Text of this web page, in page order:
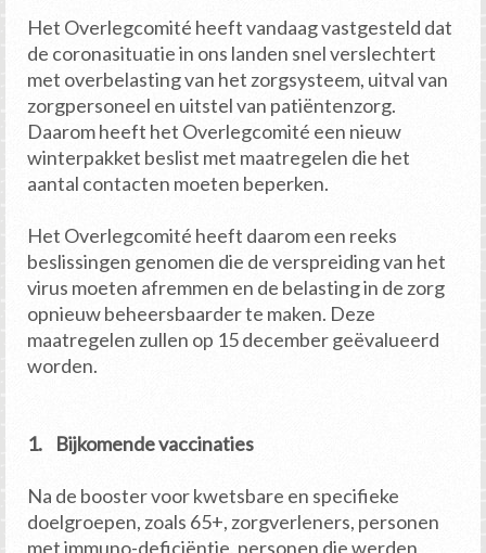
Het Overlegcomité heeft vandaag vastgesteld dat
de coronasituatie in ons landen snel verslechtert
met overbelasting van het zorgsysteem, uitval van
zorgpersoneel en uitstel van patiëntenzorg.
Daarom heeft het Overlegcomité een nieuw
winterpakket beslist met maatregelen die het
aantal contacten moeten beperken.
Het Overlegcomité heeft daarom een reeks
beslissingen genomen die de verspreiding van het
virus moeten afremmen en de belasting in de zorg
opnieuw beheersbaarder te maken. Deze
maatregelen zullen op 15 december geëvalueerd
worden.
1. Bijkomende vaccinaties
Na de booster voor kwetsbare en specifieke
doelgroepen, zoals 65+, zorgverleners, personen
met immuno-deficiëntie, personen die werden